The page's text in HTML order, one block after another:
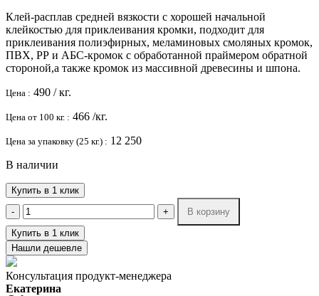
Клей-расплав средней вязкости с хорошей начальной
клейкостью для приклеивания кромки, подходит для
приклеивания полиэфирных, меламиновых смоляных кромок,
ПВХ, РР и АБС-кромок с обработанной праймером обратной
стороной,а также кромок из массивной древесины и шпона.
Цена : 490 / кг.
Цена от 100 кг. : 466 /кг.
Цена за упаковку (25 кг.) : 12 250
В наличии
Купить в 1 клик
-
+
В корзину
Купить в 1 клик
Нашли дешевле
Консультация продукт-менеджера
Екатерина